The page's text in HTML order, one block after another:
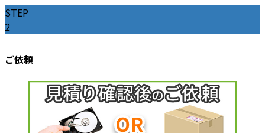
STEP
2
ご依頼